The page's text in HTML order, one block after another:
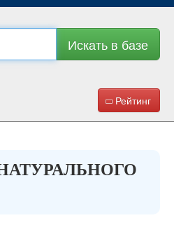
Искать в базе
Рейтинг